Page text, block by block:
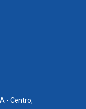
- Centro,